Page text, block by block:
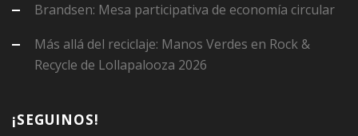
Brandsen: Mesa participativa de economía circular
Más allá del reciclaje: Manos Verdes en Rock &
Recycle de Lollapalooza 2026
¡SEGUINOS!